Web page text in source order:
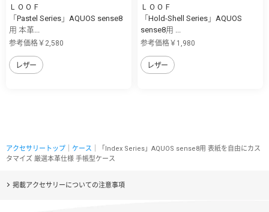
ＬＯＯＦ
「Pastel Series」AQUOS sense8
用 本革...
参考価格￥2,580
レザー
ＬＯＯＦ
「Hold-Shell Series」AQUOS
sense8用 ...
参考価格￥1,980
レザー
アクセサリートップ ケース ｜「Index Series」AQUOS sense8用 表紙を自由にカス
タマイズ 厳選本革仕様 手帳型ケース
掲載アクセサリーについての注意事項